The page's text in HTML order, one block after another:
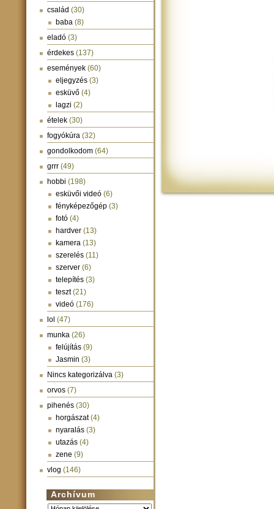
család (30)
baba (8)
eladó (3)
érdekes (137)
események (60)
eljegyzés (3)
esküvő (4)
lagzi (2)
ételek (30)
fogyókúra (32)
gondolkodom (64)
grrr (49)
hobbi (198)
esküvői videó (6)
fényképezőgép (3)
fotó (4)
hardver (13)
kamera (13)
szerelés (11)
szerver (6)
telepítés (3)
teszt(21)
videó (176)
lol (47)
munka (26)
felújítás (9)
Jasmin (3)
Nincs kategorizálva (3)
orvos (7)
pihenés (30)
horgászat(4)
nyaralás (3)
utazás (4)
zene (9)
vlog (146)
Archívum
Archívum